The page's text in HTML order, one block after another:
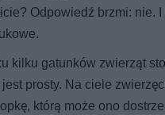
Odpowiedź brzmi: nie.
kilku gatunków zwierząt
jest prosty. Na ciele
którą może ono